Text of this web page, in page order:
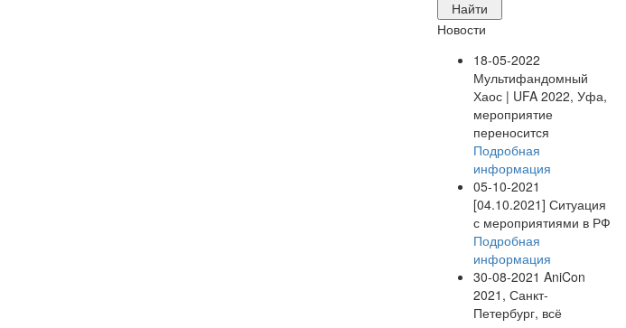
Новости
18-05-2022
Мультифандомный
Хаос | UFA 2022, Уфа,
мероприятие
переносится
Подробная
информация
05-10-2021
[04.10.2021] Ситуация
с мероприятиями в РФ
Подробная
информация
30-08-2021 AniCon
2021, Санкт-
Петербург, всё